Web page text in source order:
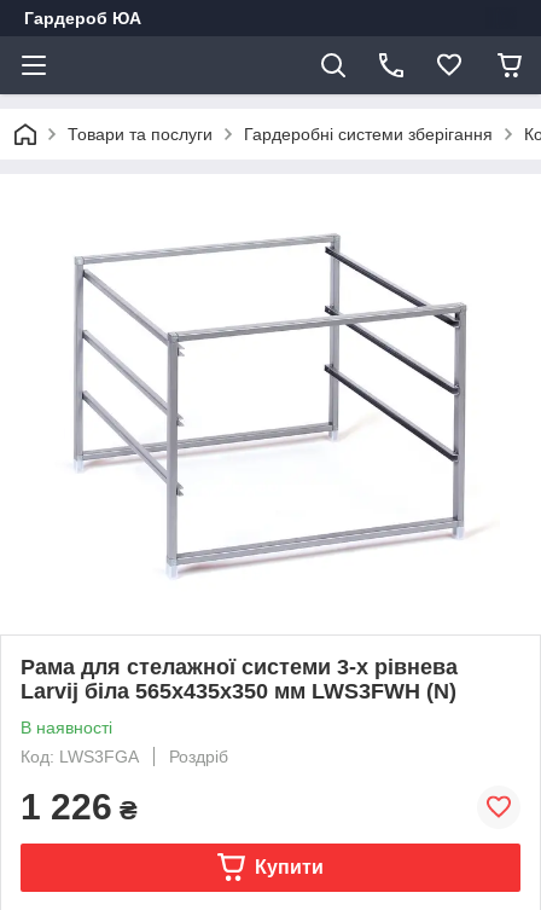
Гардероб ЮА
Товари та послуги Гардеробні системи зберігання
Рама для стелажної системи 3-х рівнева
Larvij біла 565x435x350 мм LWS3FWH (N)
В наявності
Код: LWS3FGA
Роздріб
1 226 ₴
Купити